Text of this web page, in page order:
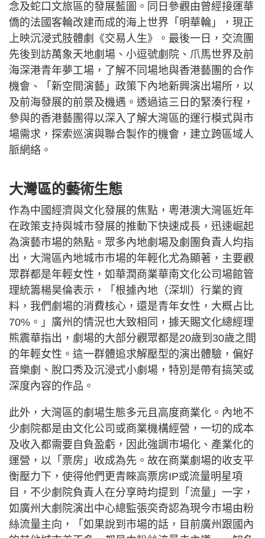
念及蛇口文旅區的發展藍圖。同日參觀由曾經接運華
僑的法國客輪改建而成的海上世界「明華輪」，現正
上映沉浸式肢體劇《交易人生》。最後一日，交流團
先後到訪萬象天地劇場、小逗號劇院、爪馬世界及前
海深港青年夢工場，了解不同場地與香港藝團的合作
機會、「新空間演藝」政策下內地新興演出場所，以
及前海發展的前景及機遇。透過這三日的緊湊行程，
參與的香港藝團得以深入了解大灣區的運行模式與市
場需求，探索巡演與聯合製作的機會，建立跨區域人
脈網絡。
大灣區的藝術生態
作為中國經濟與文化發展的焦點，粵港澳大灣區近年
在政策支持與城市發展的推動下快速成長，迅速崛起
為演藝市場的熱點。眾多內地劇場及劇團負責人均指
出，大灣區內地城市市場的年輕化尤為顯著，主要觀
眾群都是年輕女性，如華潤商業華南文化公司場館管
理統籌楊昊倫表示，「根據內地（深圳）行業的資
料，我們劇場的消費核心，還是青年女性，大概占比
70%。」廣州的情況也大致相同，據天賜文化總經理
熊震華指出，劇場的大部分觀眾都是20歲到30歲之間
的年輕女性。這一群體追求解壓型的演出體驗，偏好
音樂劇、脫口秀及沉浸式小劇場，特別是帶有搞笑或
深度內容的作品。
此外，大灣區的劇場生態多元且高度商業化。內地不
少劇院都是由文化公司或商業機構經營，一切的成本
及收入都需要自負盈虧，因此強調市場化、產業化的
運營，以「票房」收成為先。故在商業劇場的收支平
衡壓力下，使得他們更青睞高票房IP或流量明星項
目，不少劇院負責人在分享時均提到「流量」一字，
如廣州大劇院演出中心總監張奕奇認為現今市場由粉
絲流量主向，「如果說到市場的話，目前廣州跟國內